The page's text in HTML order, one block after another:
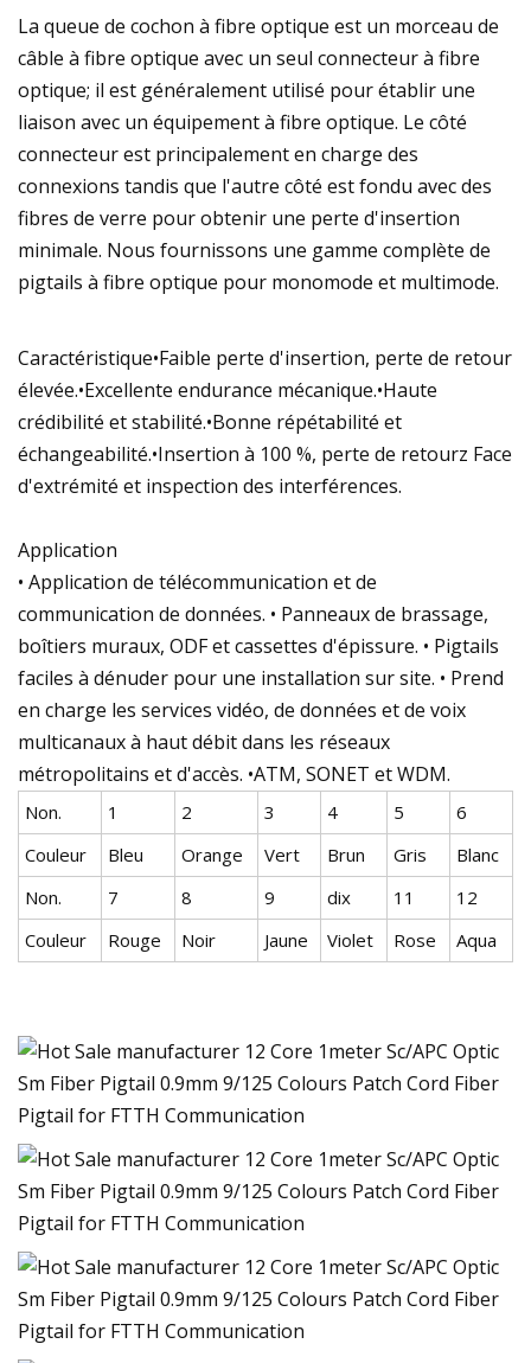
La queue de cochon à fibre optique est un morceau de
câble à fibre optique avec un seul connecteur à fibre
optique; il est généralement utilisé pour établir une
liaison avec un équipement à fibre optique. Le côté
connecteur est principalement en charge des
connexions tandis que l'autre côté est fondu avec des
fibres de verre pour obtenir une perte d'insertion
minimale. Nous fournissons une gamme complète de
pigtails à fibre optique pour monomode et multimode.
Caractéristique•Faible perte d'insertion, perte de retour
élevée.•Excellente endurance mécanique.•Haute
crédibilité et stabilité.•Bonne répétabilité et
échangeabilité.•Insertion à 100 %, perte de retourz Face
d'extrémité et inspection des interférences.
Application
• Application de télécommunication et de
communication de données. • Panneaux de brassage,
boîtiers muraux, ODF et cassettes d'épissure. • Pigtails
faciles à dénuder pour une installation sur site. • Prend
en charge les services vidéo, de données et de voix
multicanaux à haut débit dans les réseaux
métropolitains et d'accès. •ATM, SONET et WDM.
Non. 1 2 3 4 5
6
Couleur
Bleu Orange Vert Brun Gris
Blanc
Non.
7 8 9 dix 11
12
Couleur
Rouge Noir Jaune Violet Rose Aqua